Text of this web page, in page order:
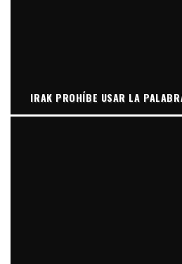
IRAK PROHÍBE USAR LA